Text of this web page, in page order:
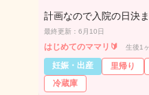
計画なので入院の日決
最終更新：6月10日
はじめてのママリ🔰 生後1
妊娠・出産 里帰り
冷蔵庫